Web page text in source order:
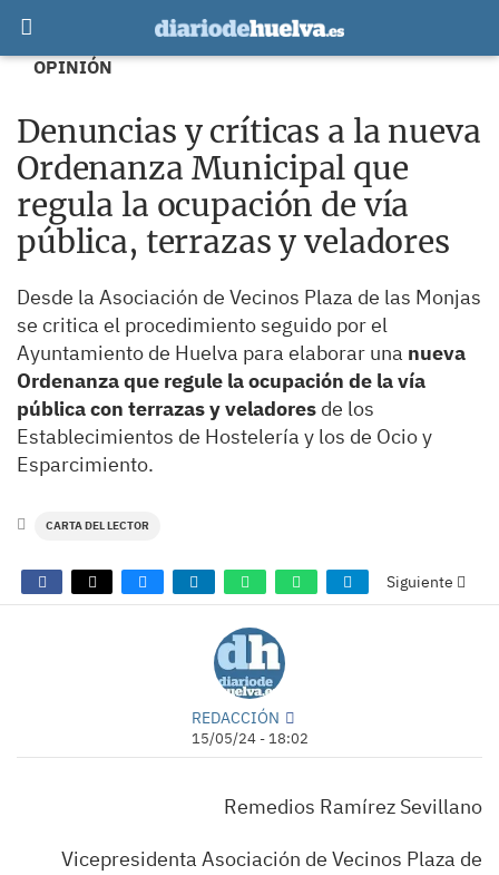
OPINIÓN
Denuncias y críticas a la nueva
Ordenanza Municipal que
regula la ocupación de vía
pública, terrazas y veladores
Desde la Asociación de Vecinos Plaza de las Monjas
se critica el procedimiento seguido por el
Ayuntamiento de Huelva para elaborar una nueva
Ordenanza que regule la ocupación de la vía
pública con terrazas y veladores de los
Establecimientos de Hostelería y los de Ocio y
Esparcimiento.
CARTA DEL LECTOR
Siguiente
REDACCIÓN
15/05/24 - 18:02
Remedios Ramírez Sevillano
Vicepresidenta Asociación de Vecinos Plaza de